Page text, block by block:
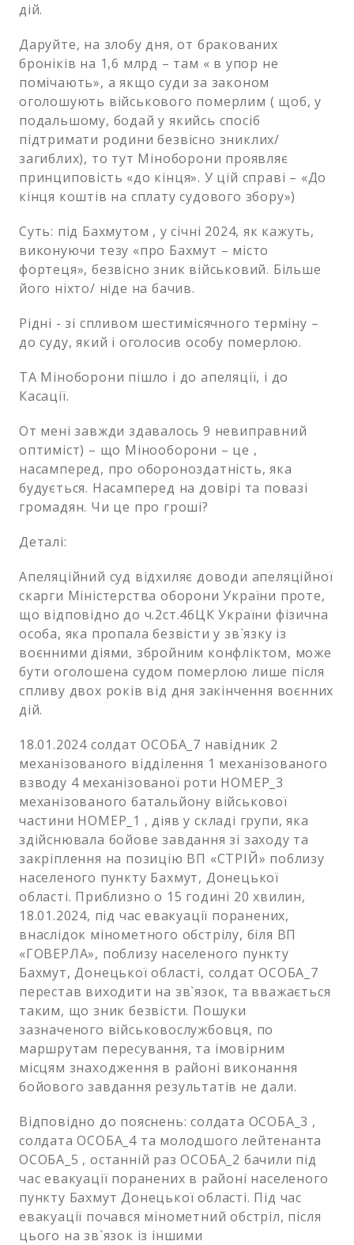
дій.
Даруйте, на злобу дня, от бракованих
броніків на 1,6 млрд – там « в упор не
помічають», а якщо суди за законом
оголошують військового померлим ( щоб, у
подальшому, бодай у якийсь спосіб
підтримати родини безвісно зниклих/
загиблих), то тут Міноборони проявляє
принциповість «до кінця». У цій справі – «До
кінця коштів на сплату судового збору»)
Суть: під Бахмутом , у січні 2024, як кажуть,
виконуючи тезу «про Бахмут – місто
фортеця», безвісно зник військовий. Більше
його ніхто/ ніде на бачив.
Рідні - зі спливом шестимісячного терміну –
до суду, який і оголосив особу померлою.
ТА Міноборони пішло і до апеляції, і до
Касації.
От мені завжди здавалось 9 невиправний
оптиміст) – що Мінооборони – це ,
насамперед, про обороноздатність, яка
будується. Насамперед на довірі та повазі
громадян. Чи це про гроші?
Деталі:
Апеляційний суд відхиляє доводи апеляційної
скарги Міністерства оборони України проте,
що відповідно до ч.2ст.46ЦК України фізична
особа, яка пропала безвісти у зв`язку із
воєнними діями, збройним конфліктом, може
бути оголошена судом померлою лише після
спливу двох років від дня закінчення воєнних
дій.
18.01.2024 солдат ОСОБА_7 навідник 2
механізованого відділення 1 механізованого
взводу 4 механізованої роти НОМЕР_3
механізованого батальйону військової
частини НОМЕР_1 , діяв у складі групи, яка
здійснювала бойове завдання зі заходу та
закріплення на позицію ВП «СТРІЙ» поблизу
населеного пункту Бахмут, Донецької
області. Приблизно о 15 годині 20 хвилин,
18.01.2024, під час евакуації поранених,
внаслідок мінометного обстрілу, біля ВП
«ГОВЕРЛА», поблизу населеного пункту
Бахмут, Донецької області, солдат ОСОБА_7
перестав виходити на зв`язок, та вважається
таким, що зник безвісти. Пошуки
зазначеного військовослужбовця, по
маршрутам пересування, та імовірним
місцям знаходження в районі виконання
бойового завдання результатів не дали.
Відповідно до пояснень: солдата ОСОБА_3 ,
солдата ОСОБА_4 та молодшого лейтенанта
ОСОБА_5 , останній раз ОСОБА_2 бачили під
час евакуації поранених в районі населеного
пункту Бахмут Донецької області. Під час
евакуації почався мінометний обстріл, після
цього на зв`язок із іншими